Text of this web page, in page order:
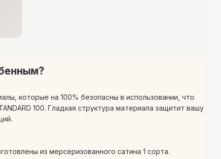
которые на 100% безопасны в использовании, что
100. Гладкая структура материала защитит вашу
из мерсеризованного сатина 1 сорта.